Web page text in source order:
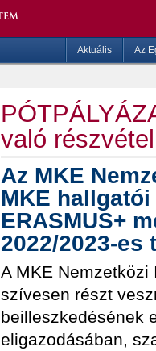
Aktuális Az
való
Az MKE
MKE
ERASMUS+
2022/2023-es
A MKE
szívesen részt
beilleszkedésének
eligazodásában,